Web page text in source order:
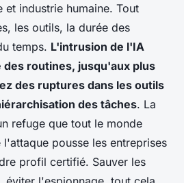
industrie humaine. Tout
les outils, la durée des
temps. L'intrusion de l'IA
routines, jusqu'aux plus
des ruptures dans les outils
des tâches. La
refuge que tout le monde
pousse les entreprises
profil certifié. Sauver les